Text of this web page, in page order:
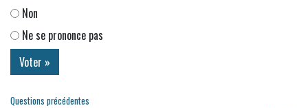
Non
Ne se prononce pas
Questions précédentes